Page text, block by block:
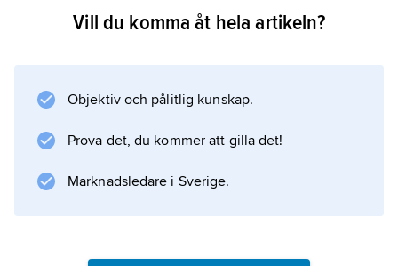
Schacktavelslek och Sju vise mästare
Vill du komma åt hela artikeln?
Objektiv och pålitlig kunskap.
Prova det, du kommer att gilla det!
Marknadsledare i Sverige.